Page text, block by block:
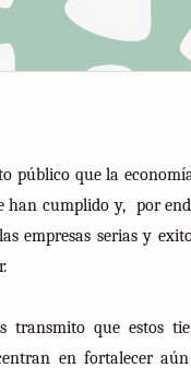
público que la
han cumplido y, por
empresas serias y
transmito que estos
en fortalecer